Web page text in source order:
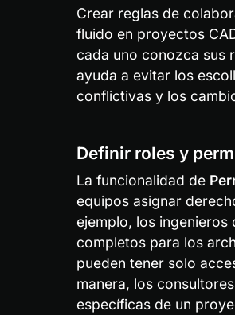
Crear reglas de
fluido en proyectos
cada uno conozca sus
ayuda a evitar los
conflictivas y los
Definir roles y
La funcionalidad de
equipos asignar
ejemplo, los
completos para los
pueden tener solo
manera, los
específicas de un